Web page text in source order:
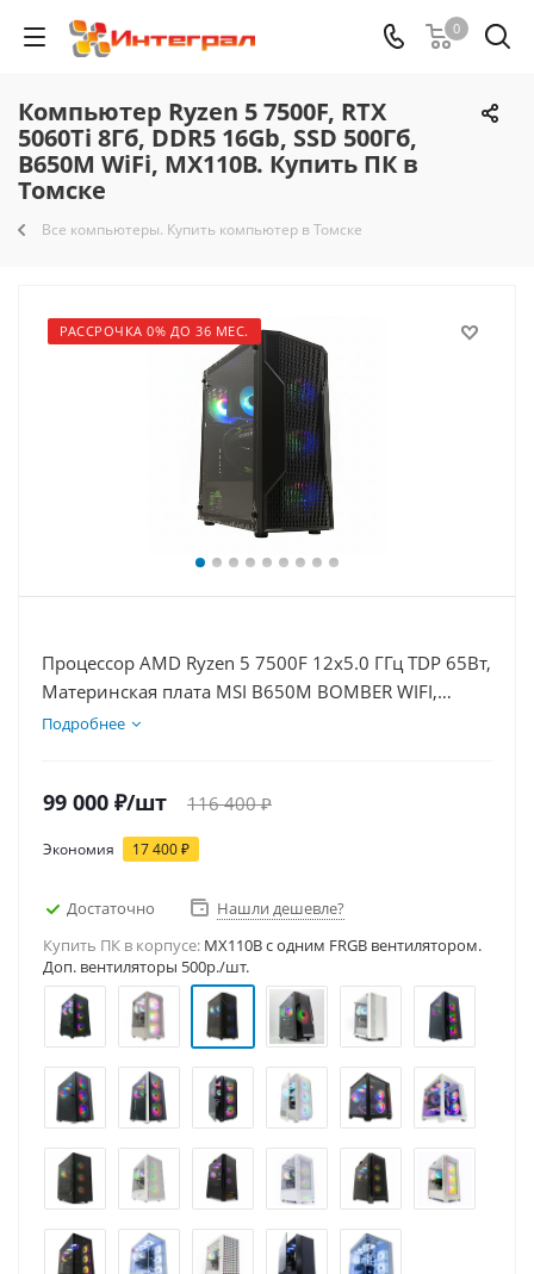
0
Компьютер Ryzen 5 7500F, RTX
5060Ti 8Гб, DDR5 16Gb, SSD 500Гб,
B650M WiFi, MX110B. Купить ПК в
Томске
Все компьютеры. Купить компьютер в Томске
РАССРОЧКА 0% ДО 36 МЕС.
Процессор AMD Ryzen 5 7500F 12x5.0 ГГц TDP 65Вт,
Материнская плата MSI B650M BOMBER WIFI,
Видеокарта RTX 5060Ti 8Гб, Память DDR5 16Gb,
Подробнее
99 000 ₽/шт 116 400₽
Экономия 17 400₽
Достаточно
Нашли дешевле?
Купить ПК в корпусе: MX110B c одним FRGB вентилятором.
Доп. вентиляторы 500р./шт.